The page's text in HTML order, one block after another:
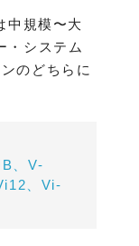
規模〜大
・システム
のどちらに
、V-
、Vi-